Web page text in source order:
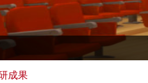
成果